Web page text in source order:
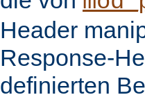
Header
Response-
definierten